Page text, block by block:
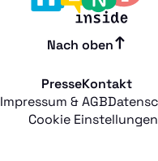
Nach oben
PresseKontakt
Impressum & AGB
Cookie Einstellungen